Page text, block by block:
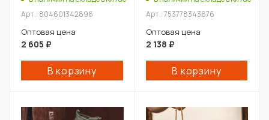
Арт.: 804601342896
Оптовая цена
2 605 ₽
В корзину
Арт.: 753778343676
Оптовая цена
2 138 ₽
В корзину